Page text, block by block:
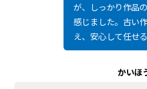
が、しっかり作品
感じました。古い
え、安心して任せ
かいほ